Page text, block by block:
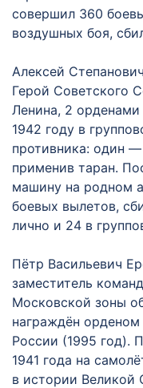
совершил 360
воздушных боя,
Алексей
Герой Советского
Ленина, 2 орденами
1942 году в
противника: один
применив таран.
машину на родном
боевых вылетов,
лично и 24 в
Пётр Васильевич
заместитель
Московской зоны
награждён
России (1995 год).
1941 года на
в истории Великой